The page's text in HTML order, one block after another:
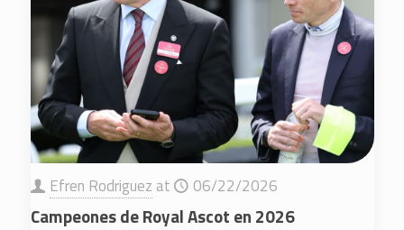
Efren Rodriguez at 06/22/2026
Campeones de Royal Ascot en 2026